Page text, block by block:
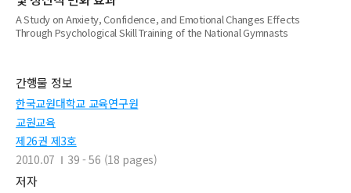
A Study on Anxiety, Confidence, and Emotional Changes Effects
Through Psychological Skill Training of the National Gymnasts
간행물 정보
한국교원대학교 교육연구원
교원교육
제26권 제3호
2010.07
39 - 56 (18 pages)
저자